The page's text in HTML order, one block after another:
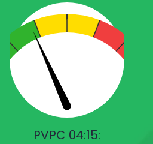
PVPC 04:15: